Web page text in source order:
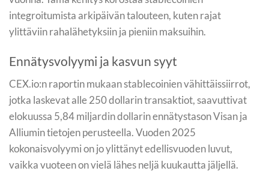
integroitumista arkipäivän talouteen, kuten rajat
ylittäviin rahalähetyksiin ja pieniin maksuihin.
Ennätysvolyymi ja kasvun syyt
CEX.io:n raportin mukaan stablecoinien vähittäissiirrot,
jotka laskevat alle 250 dollarin transaktiot, saavuttivat
elokuussa 5,84 miljardin dollarin ennätystason Visan ja
Alliumin tietojen perusteella. Vuoden 2025
kokonaisvolyymi on jo ylittänyt edellisvuoden luvut,
vaikka vuoteen on vielä lähes neljä kuukautta jäljellä.